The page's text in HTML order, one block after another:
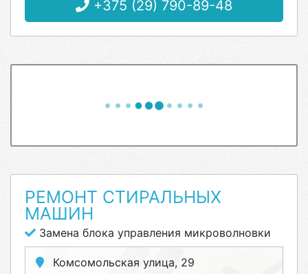
+375 (29) 790-89-48
РЕМОНТ СТИРАЛЬНЫХ
МАШИН
Замена блока управления микроволновки
Комсомольская улица, 29